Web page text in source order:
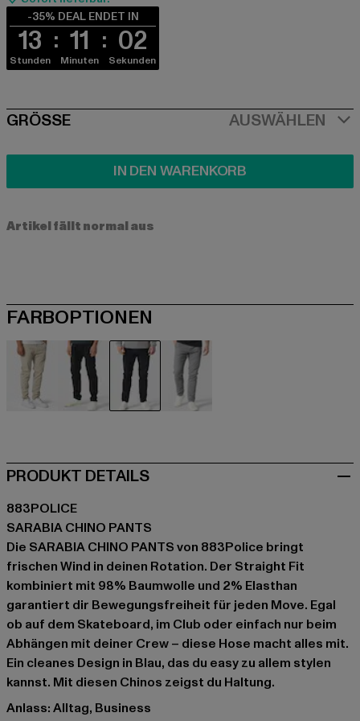
-35% DEAL ENDET IN
13
Stunden
11
Minuten
02
Sekunden
SIZE
GRÖSSE AUSWÄHLEN
IN DEN WARENKORB
Artikel fällt normal aus
FARBOPTIONEN
PRODUKT DETAILS
883POLICE
SARABIA CHINO PANTS
Die SARABIA CHINO PANTS von 883Police bringt
frischen Wind in deinen Rotation. Der Straight Fit
kombiniert mit 98% Baumwolle und 2% Elasthan
garantiert dir Bewegungsfreiheit für jeden Move. Egal
ob auf dem Skateboard, im Club oder einfach nur beim
Abhängen mit deiner Crew – diese Hose macht alles mit.
Ein cleanes Design in Blau, das du easy zu allem stylen
kannst. Mit diesen Chinos zeigst du Haltung.
Anlass: Alltag, Business